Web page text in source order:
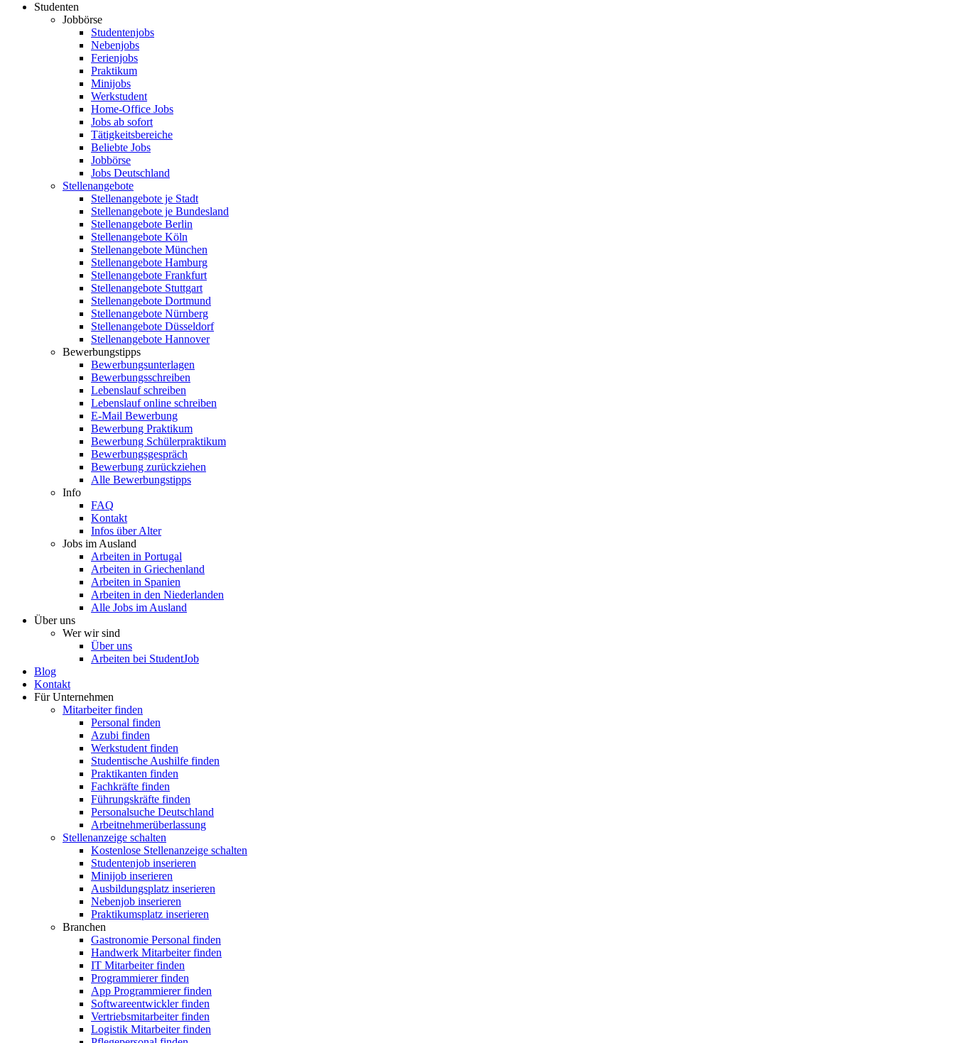
Studenten
Jobbörse
Studentenjobs
Nebenjobs
Ferienjobs
Praktikum
Minijobs
Werkstudent
Home-Office Jobs
Jobs ab sofort
Tätigkeitsbereiche
Beliebte Jobs
Jobbörse
Jobs Deutschland
Stellenangebote
Stellenangebote je Stadt
Stellenangebote je Bundesland
Stellenangebote Berlin
Stellenangebote Köln
Stellenangebote München
Stellenangebote Hamburg
Stellenangebote Frankfurt
Stellenangebote Stuttgart
Stellenangebote Dortmund
Stellenangebote Nürnberg
Stellenangebote Düsseldorf
Stellenangebote Hannover
Bewerbungstipps
Bewerbungsunterlagen
Bewerbungsschreiben
Lebenslauf schreiben
Lebenslauf online schreiben
E-Mail Bewerbung
Bewerbung Praktikum
Bewerbung Schülerpraktikum
Bewerbungsgespräch
Bewerbung zurückziehen
Alle Bewerbungstipps
Info
FAQ
Kontakt
Infos über Alter
Jobs im Ausland
Arbeiten in Portugal
Arbeiten in Griechenland
Arbeiten in Spanien
Arbeiten in den Niederlanden
Alle Jobs im Ausland
Über uns
Wer wir sind
Über uns
Arbeiten bei StudentJob
Blog
Kontakt
Für Unternehmen
Mitarbeiter finden
Personal finden
Azubi finden
Werkstudent finden
Studentische Aushilfe finden
Praktikanten finden
Fachkräfte finden
Führungskräfte finden
Personalsuche Deutschland
Arbeitnehmerüberlassung
Stellenanzeige schalten
Kostenlose Stellenanzeige schalten
Studentenjob inserieren
Minijob inserieren
Ausbildungsplatz inserieren
Nebenjob inserieren
Praktikumsplatz inserieren
Branchen
Gastronomie Personal finden
Handwerk Mitarbeiter finden
IT Mitarbeiter finden
Programmierer finden
App Programmierer finden
Softwareentwickler finden
Vertriebsmitarbeiter finden
Logistik Mitarbeiter finden